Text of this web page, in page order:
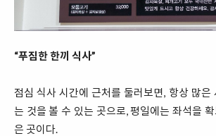
“푸짐한 한끼 식사”
점심 식사 시간에 근처를 둘러보면, 항상 많은
는 것을 볼 수 있는 곳으로, 평일에는 좌석을
은 곳이다.